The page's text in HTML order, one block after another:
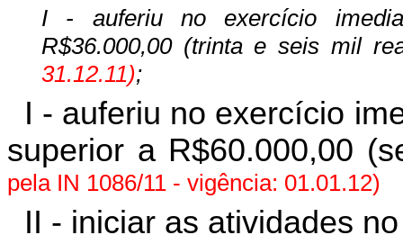
I - auferiu no exercício
R$36.000,00 (trinta e seis mil
31.12.11);
I - auferiu no exercício
superior a R$60.000,00
pela IN 1086/11 - vigência: 01.01.12)
II - iniciar as atividades